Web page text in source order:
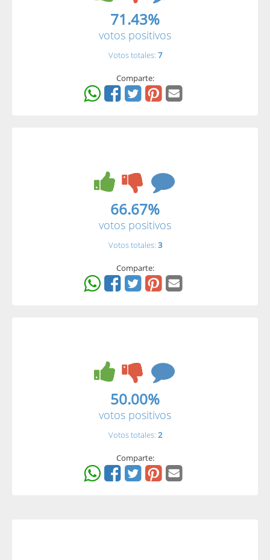
71.43%
votos positivos
Votos totales: 7
Comparte:
66.67%
votos positivos
Votos totales: 3
Comparte:
50.00%
votos positivos
Votos totales: 2
Comparte: